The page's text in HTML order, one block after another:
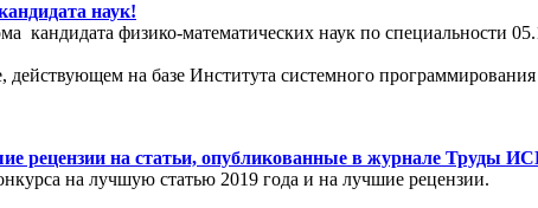
наук!
кандидата физико-математических наук по специальности
действующем на базе Института системного
рецензии на статьи, опубликованные в журнале Труды
на лучшую статью 2019 года и на лучшие рецензии.